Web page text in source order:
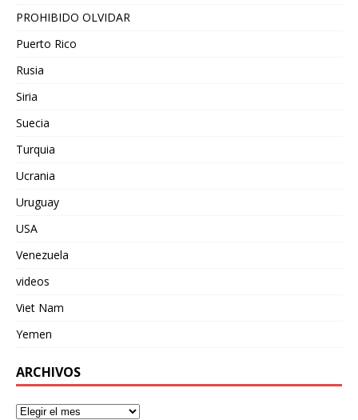
PROHIBIDO OLVIDAR
Puerto Rico
Rusia
Siria
Suecia
Turquia
Ucrania
Uruguay
USA
Venezuela
videos
Viet Nam
Yemen
ARCHIVOS